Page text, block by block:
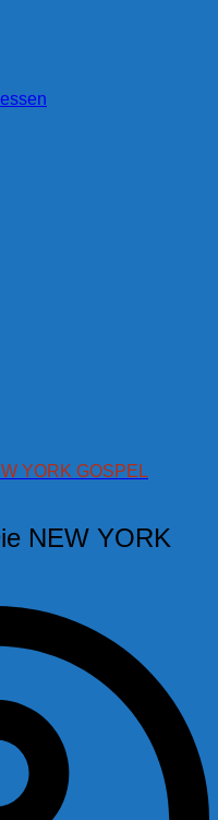
YORK GOSPEL
NEW YORK